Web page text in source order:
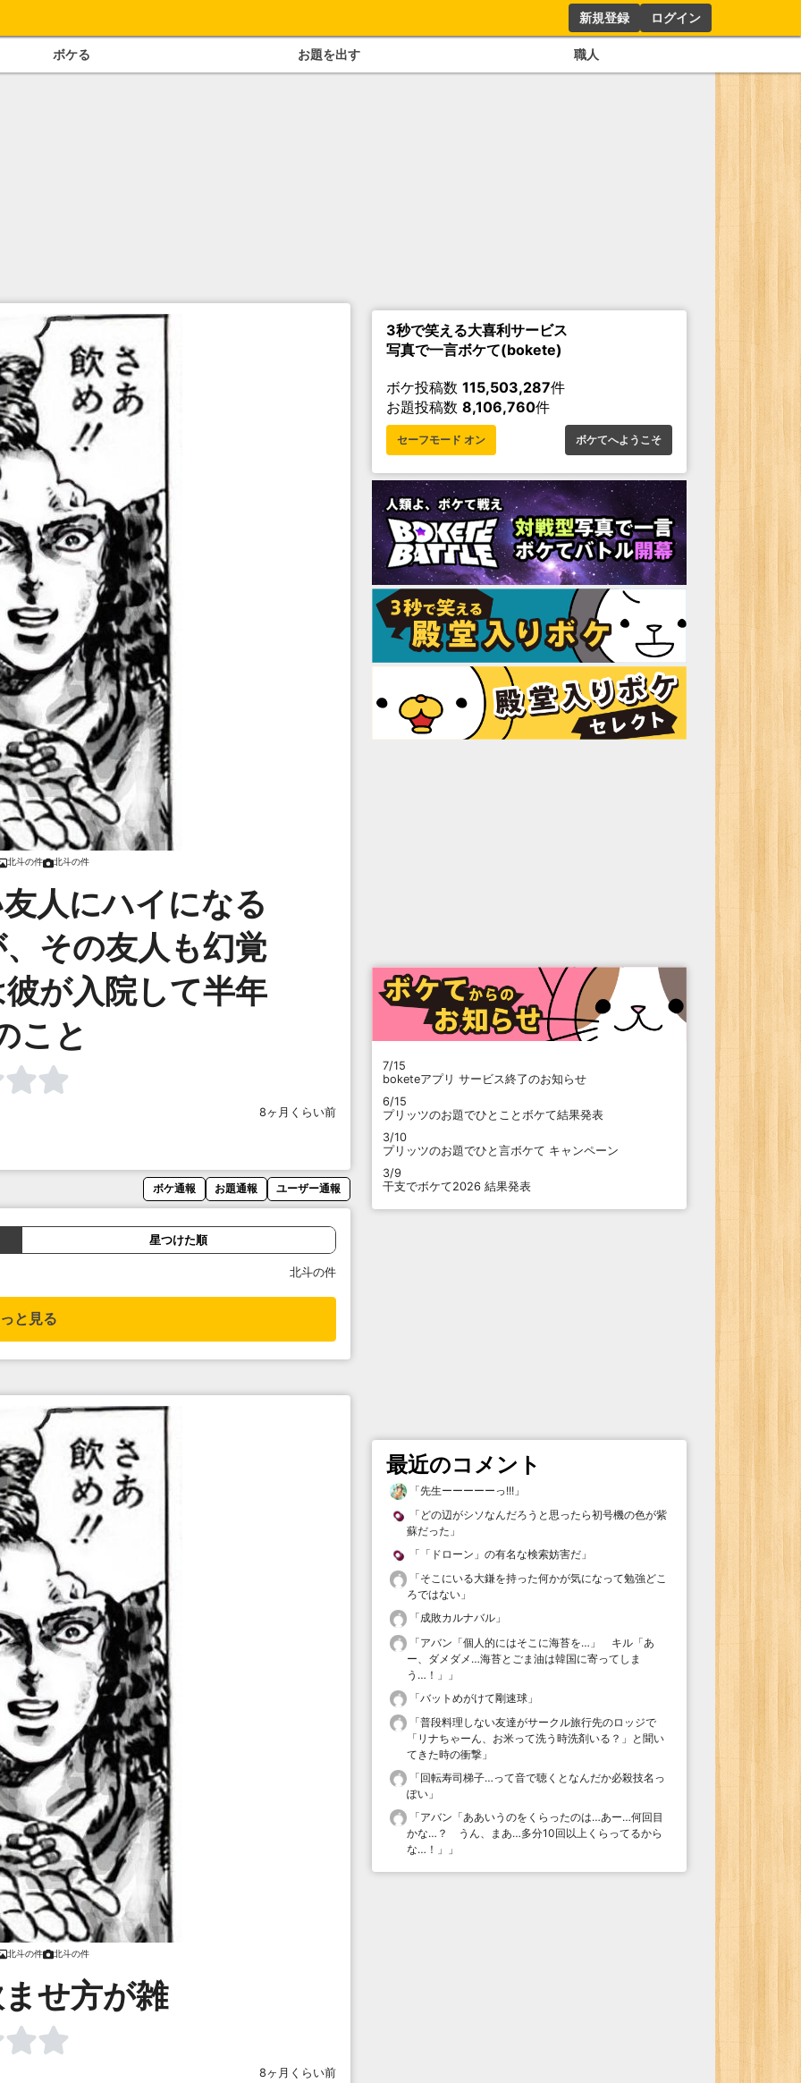
新規登録 ログイン
ボケる お題を出す 職人
北斗の件 北斗の件
人にハイになる
その友人も幻覚
が入院して半年
こと
8ヶ月くらい前
ボケ通報 お題通報 ユーザー通報
星つけた順
北斗の件
と見る
北斗の件 北斗の件
せ方が雑
8ヶ月くらい前
3秒で笑える大喜利サービス
写真で一言ボケて(bokete)
ボケ投稿数 115,503,287件
お題投稿数 8,106,760件
セーフモード オン ボケてへようこそ
7/15
boketeアプリ サービス終了のお知らせ
6/15
プリッツのお題でひとことボケて結果発表
3/10
プリッツのお題でひと言ボケて キャンペーン
3/9
干支でボケて2026 結果発表
最近のコメント
「先生ーーーーーっ!!! 」
「 どの辺がシソなんだろうと思ったら初号機の色が紫
蘇だった 」
「 「ドローン」の有名な検索妨害だ 」
「そこにいる大鎌を持った何かが気になって勉強どこ
ろではない 」
「成敗カルナバル 」
「アバン「個人的にはそこに海苔を…」 キル「あ
ー、ダメダメ…海苔とごま油は韓国に寄ってしま
う…！」
」
「バットめがけて剛速球 」
「普段料理しない友達がサークル旅行先のロッジで
「リナちゃーん、お米って洗う時洗剤いる？」と聞い
てきた時の衝撃 」
「回転寿司梯子…って音で聴くとなんだか必殺技名っ
ぽい 」
「アバン「ああいうのをくらったのは…あー…何回目
かな…？ うん、まあ…多分10回以上くらってるから
な…！」
」